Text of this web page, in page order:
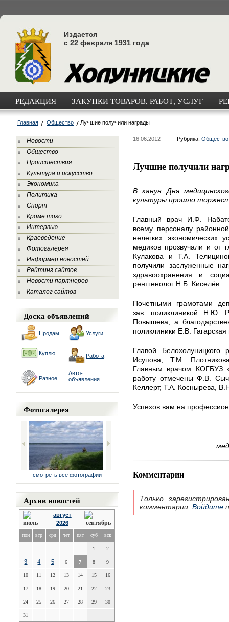
Издается
с 22 февраля 1931 года
РЕДАКЦИЯ ЗАКУПКИ ТОВАРОВ, РАБОТ, УСЛУГ
Главная Общество Лучшие получили награды
Новости
Общество
Происшествия
Культура и искусство
Экономика
Политика
Спорт
Кроме того
Интервью
Краеведение
Фотогалерея
Информер новостей
Рейтинг сайтов
Новости партнеров
Каталог сайтов
Доска объявлений
Продам Услуги
Куплю Работа
Разное
Авто-
объявления
Фотогалерея
смотреть все фотографии
Архив новостей
август
2026
пон втр срд чет пят суб вск
1 2
3 4 5 6 7 8 9
10 11 12 13 14 15 16
17 18 19 20 21 22 23
24 25 26 27 28 29 30
31
16.06.2012 Рубрика: Общество
Лучшие получили
В канун Дня
культуры прошло
Главный врач И.Ф.
всему персоналу
нелегких экономических
медиков прозвучали и от
Кулакова и Т.А.
получили заслуженные
здравоохранения и
рентгенолог Н.Б. Киселёв.
Почетными грамотами
зав. поликлиникой Н.Ю.
Повышева, а
поликлиники Е.В.
Главой
Исупова, Т.М.
Главным врачом КОГБУЗ
работу отмечены Ф.В.
Келлерт, Т.А. Коснырева,
Успехов вам на
Комментарии
Только
комментарии. Войдите